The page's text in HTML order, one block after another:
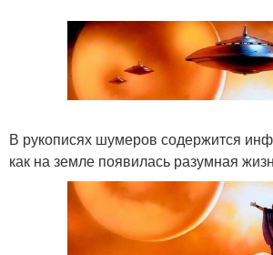
В рукописях шумеров содержится
как на земле появилась разумная